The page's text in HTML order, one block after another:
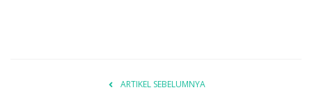
ARTIKEL SEBELUMNYA